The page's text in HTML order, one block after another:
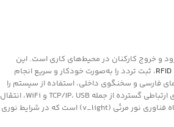
و خروج کارکنان در محیط‌های کاری است. این
، ثبت تردد را به‌صورت خودکار و سریع انجام
آن به همراه صفحه نمایش رنگی 2.8 اینچی، منوهای فارسی و سخنگوی داخلی، استفاده از سیستم را
برای مدیران و کاربران بسیار ساده و دلنشین کرده است. همچنین، قابلیت‌های ارتباطی گسترده از جمله TCP/IP، USB و WiFi، انتقال
اطلاعات به سیستم‌های مدیریتی را تضمین می‌کند. ویژگی برجسته این دستگاه فناوری نور مرئی (v_light) است که در شرایط نوری